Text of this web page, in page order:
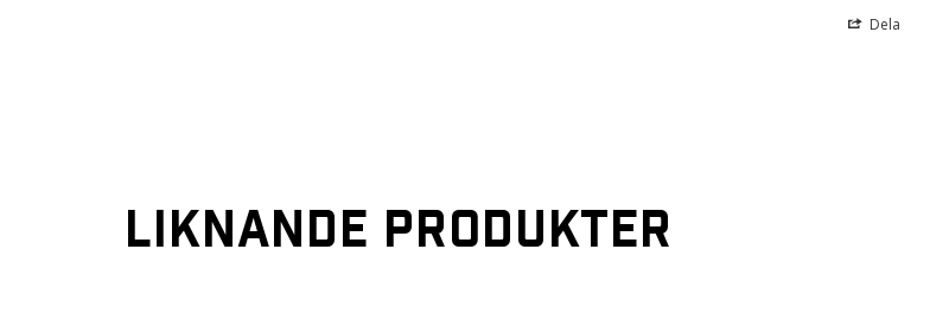
Dela
LIKNANDE PRODUKTER